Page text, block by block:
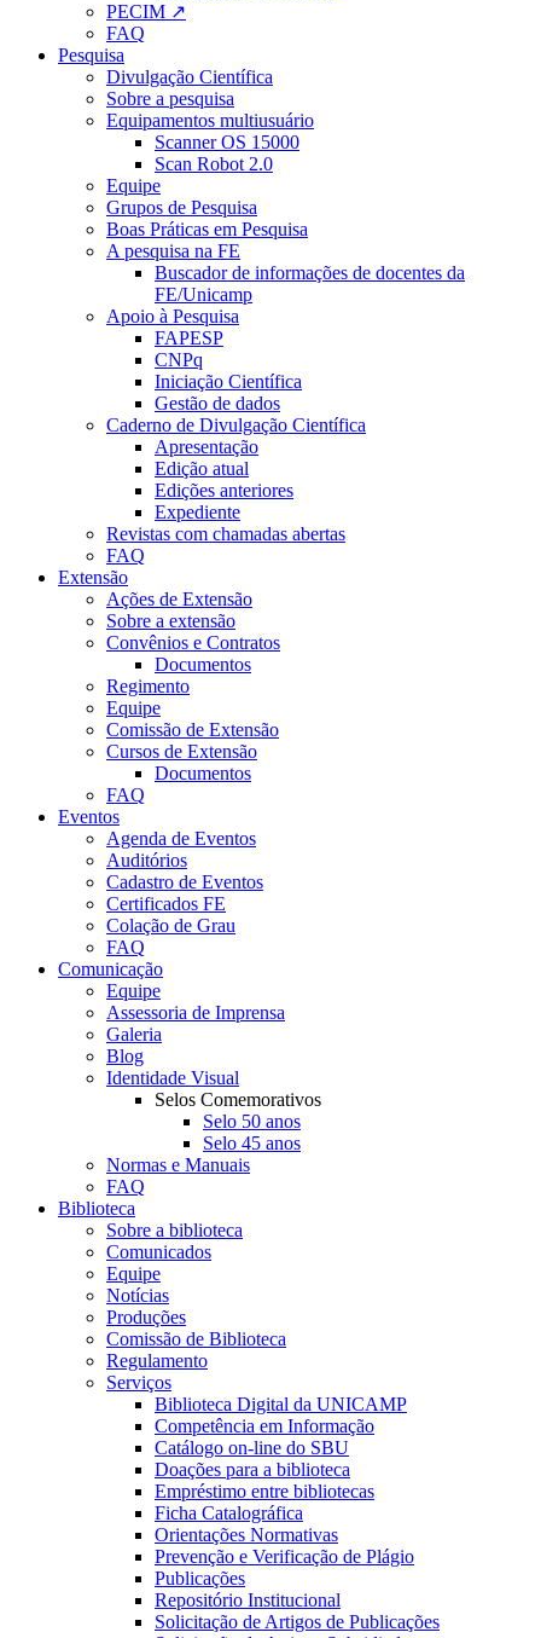
PECIM ↗
FAQ
Pesquisa
Divulgação Científica
Sobre a pesquisa
Equipamentos multiusuário
Scanner OS 15000
Scan Robot 2.0
Equipe
Grupos de Pesquisa
Boas Práticas em Pesquisa
A pesquisa na FE
Buscador de informações de docentes da
FE/Unicamp
Apoio à Pesquisa
FAPESP
CNPq
Iniciação Científica
Gestão de dados
Caderno de Divulgação Científica
Apresentação
Edição atual
Edições anteriores
Expediente
Revistas com chamadas abertas
FAQ
Extensão
Ações de Extensão
Sobre a extensão
Convênios e Contratos
Documentos
Regimento
Equipe
Comissão de Extensão
Cursos de Extensão
Documentos
FAQ
Eventos
Agenda de Eventos
Auditórios
Cadastro de Eventos
Certificados FE
Colação de Grau
FAQ
Comunicação
Equipe
Assessoria de Imprensa
Galeria
Blog
Identidade Visual
Selos Comemorativos
Selo 50 anos
Selo 45 anos
Normas e Manuais
FAQ
Biblioteca
Sobre a biblioteca
Comunicados
Equipe
Notícias
Produções
Comissão de Biblioteca
Regulamento
Serviços
Biblioteca Digital da UNICAMP
Competência em Informação
Catálogo on-line do SBU
Doações para a biblioteca
Empréstimo entre bibliotecas
Ficha Catalográfica
Orientações Normativas
Prevenção e Verificação de Plágio
Publicações
Repositório Institucional
Solicitação de Artigos de Publicações